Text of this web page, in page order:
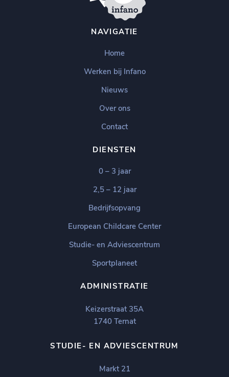
NAVIGATIE
Home
Werken bij Infano
Nieuws
Over ons
Contact
DIENSTEN
0 – 3 jaar
2,5 – 12 jaar
Bedrijfsopvang
European Childcare Center
Studie- en Adviescentrum
Sportplaneet
ADMINISTRATIE
Keizerstraat 35A
1740 Ternat
STUDIE- EN ADVIESCENTRUM
Markt 21